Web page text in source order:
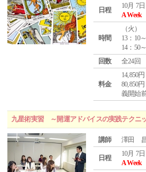
日程
10月 7
A Week
時間
（火 ）
13：10
14：50
回数
全24回
料金
14,850
80,850
義開始
九星術実習 ～開運アドバイスの実践テクニ
講師 澤田
日程
10月 7
A Week